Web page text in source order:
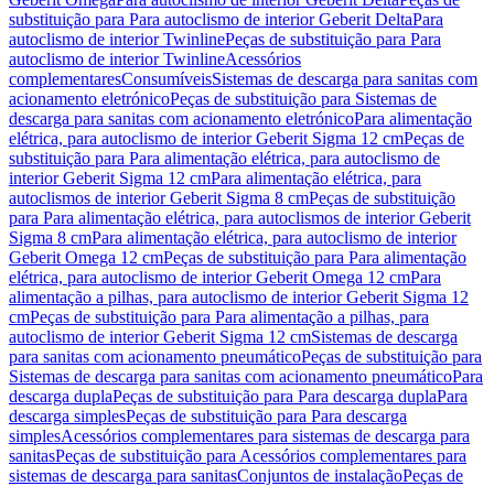
substituição para Para autoclismo de interior Geberit DeltaPara
autoclismo de interior TwinlinePeças de substituição para Para
autoclismo de interior TwinlineAcessórios
complementaresConsumíveisSistemas de descarga para sanitas com
acionamento eletrónicoPeças de substituição para Sistemas de
descarga para sanitas com acionamento eletrónicoPara alimentação
elétrica, para autoclismo de interior Geberit Sigma 12 cmPeças de
substituição para Para alimentação elétrica, para autoclismo de
interior Geberit Sigma 12 cmPara alimentação elétrica, para
autoclismos de interior Geberit Sigma 8 cmPeças de substituição
para Para alimentação elétrica, para autoclismos de interior Geberit
Sigma 8 cmPara alimentação elétrica, para autoclismo de interior
Geberit Omega 12 cmPeças de substituição para Para alimentação
elétrica, para autoclismo de interior Geberit Omega 12 cmPara
alimentação a pilhas, para autoclismo de interior Geberit Sigma 12
cmPeças de substituição para Para alimentação a pilhas, para
autoclismo de interior Geberit Sigma 12 cmSistemas de descarga
para sanitas com acionamento pneumáticoPeças de substituição para
Sistemas de descarga para sanitas com acionamento pneumáticoPara
descarga duplaPeças de substituição para Para descarga duplaPara
descarga simplesPeças de substituição para Para descarga
simplesAcessórios complementares para sistemas de descarga para
sanitasPeças de substituição para Acessórios complementares para
sistemas de descarga para sanitasConjuntos de instalaçãoPeças de